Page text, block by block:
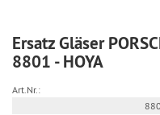
Ersatz Gläser
8801 - HOYA
Art.Nr.: